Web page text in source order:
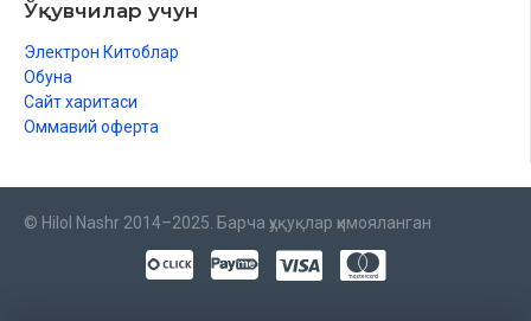
Ўқувчилар учун
Электрон Китоблар
Обуна
Сайт харитаси
Оммавий оферта
© Hilol Nashr 2014–2025. Барча ҳуқуқлар ҳимояланган